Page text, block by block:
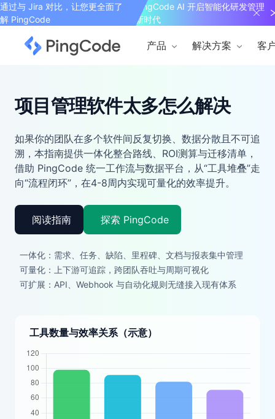
通过与 Jira 对比，让您更全面了
解 PingCode
PingCode AI 开启智能化研发管理
新时代
产品 解决方案 客
项目管理软件太多怎么解决
如果你的团队在多个软件间反复切换、数据分散且不可追
溯，本指南提供一体化整合路线、ROI测算与迁移清单，
借助 PingCode 统一工作流与数据平台，从“工具堆叠”走
向“流程闭环”，在4-8周内实现可量化的效率提升。
阅读指南 探索 PingCode
一体化：需求、任务、缺陷、里程碑、文档与报表集中管理
可量化：上下游可追踪，跨团队吞吐与周期可视化
可扩展：API、Webhook 与自动化规则无缝接入现有体系
工具数量与效率关系（示意）